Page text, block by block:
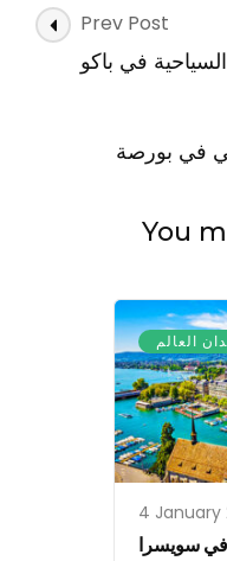
Post
Navigation
Prev Post
في باكو
في بورصة
You
العالم
4 January
في سويسرا